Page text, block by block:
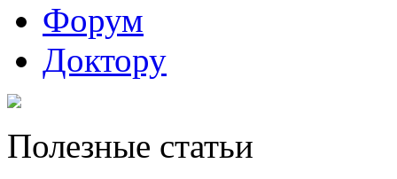
Форум
Доктору
Полезные статьи